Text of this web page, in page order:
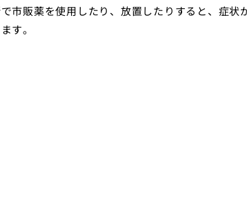
市販薬を使用したり、放置したりすると、症状
す。